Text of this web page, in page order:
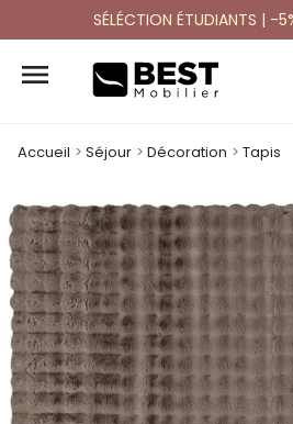
SÉLÉCTION ÉTUDIANTS | -

Accueil Séjour Décoration Tapis